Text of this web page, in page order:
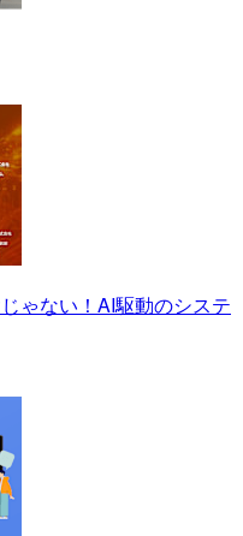
ゃない！AI駆動のシステ